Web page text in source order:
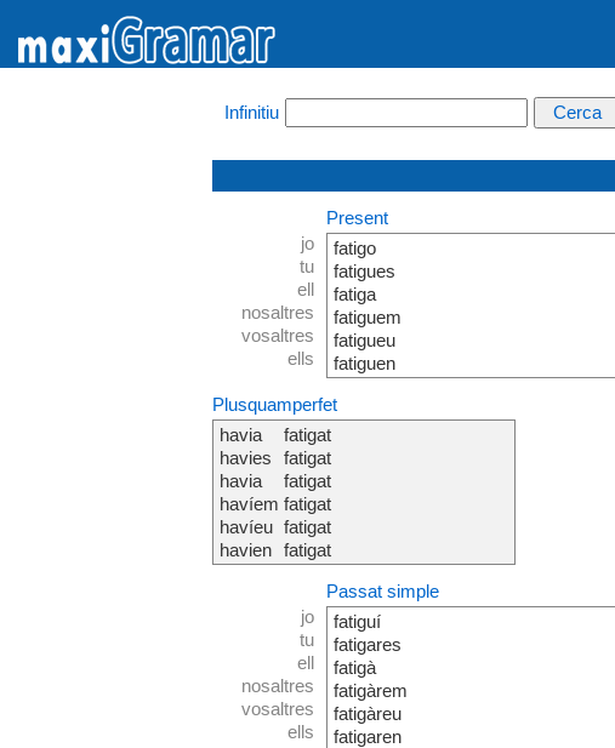
Infinitiu
jo
tu
ell
nosaltres
vosaltres
ells
Present
fatigo
fatigues
fatiga
fatiguem
fatigueu
fatiguen
Plusquamperfet
havia
havies
havia
havíem
havíeu
havien
fatigat
fatigat
fatigat
fatigat
fatigat
fatigat
jo
tu
ell
nosaltres
vosaltres
ells
Passat simple
fatiguí
fatigares
fatigà
fatigàrem
fatigàreu
fatigaren